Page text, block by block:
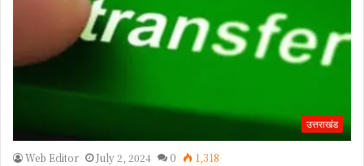
उत्तराखंड
Web Editor July 2, 2024 0 1,318